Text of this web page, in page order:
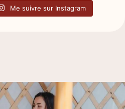
Me suivre sur Instagram